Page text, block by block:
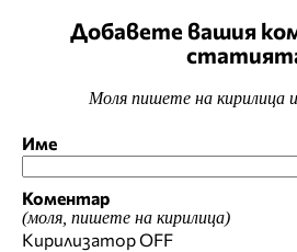
Добавете вашия
Моля пишете на кирилица
Име
Коментар
(моля, пишете на кирилица)
КирилизаторOFF